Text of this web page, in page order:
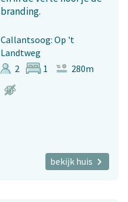
branding.
Callantsoog: Op 't
Landtweg
2
1 280m
bekijk huis